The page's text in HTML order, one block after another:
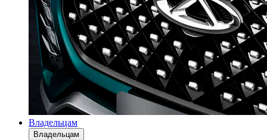
Владельцам
Владельцам